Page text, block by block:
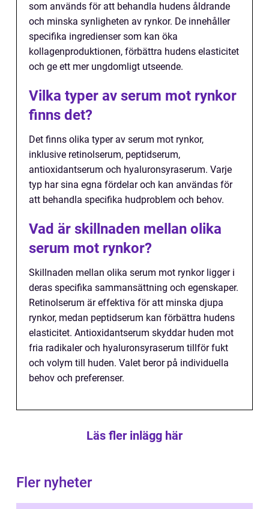
som används för att behandla hudens åldrande
och minska synligheten av rynkor. De innehåller
specifika ingredienser som kan öka
kollagenproduktionen, förbättra hudens elasticitet
och ge ett mer ungdomligt utseende.
Vilka typer av serum mot rynkor
finns det?
Det finns olika typer av serum mot rynkor,
inklusive retinolserum, peptidserum,
antioxidantserum och hyaluronsyraserum. Varje
typ har sina egna fördelar och kan användas för
att behandla specifika hudproblem och behov.
Vad är skillnaden mellan olika
serum mot rynkor?
Skillnaden mellan olika serum mot rynkor ligger i
deras specifika sammansättning och egenskaper.
Retinolserum är effektiva för att minska djupa
rynkor, medan peptidserum kan förbättra hudens
elasticitet. Antioxidantserum skyddar huden mot
fria radikaler och hyaluronsyraserum tillför fukt
och volym till huden. Valet beror på individuella
behov och preferenser.
Läs fler inlägg här
Fler nyheter